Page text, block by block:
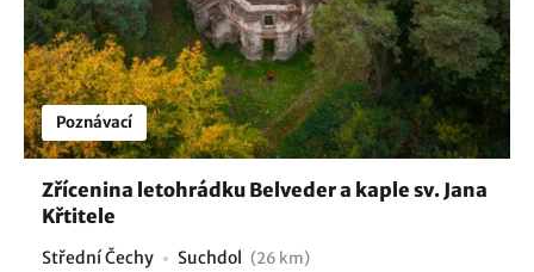
Poznávací
Zřícenina letohrádku Belveder a kaple sv. Jana
Křtitele
Střední Čechy Suchdol (26 km)